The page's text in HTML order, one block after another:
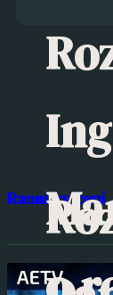
Ranní cvičení